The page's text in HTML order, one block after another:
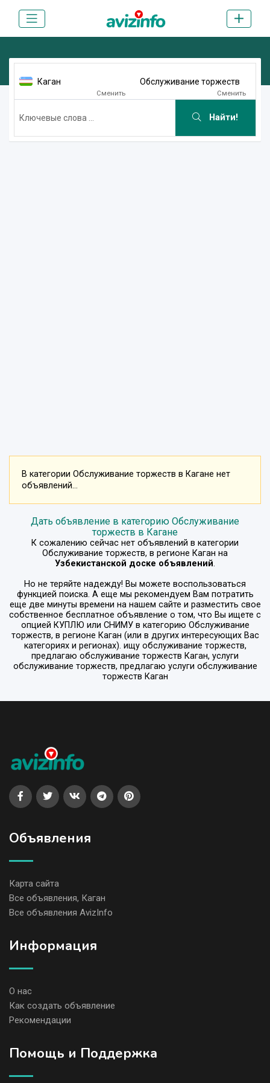
Каган
Сменить
Обслуживание торжеств
Сменить
Найти!
В категории Обслуживание торжеств в Кагане нет
объявлений...
Дать объявление в категорию Обслуживание
торжеств в Кагане
К сожалению сейчас нет объявлений в категории
Обслуживание торжеств, в регионе Каган на
Узбекистанской доске объявлений.
Но не теряйте надежду! Вы можете воспользоваться
функцией поиска. А еще мы рекомендуем Вам потратить
еще две минуты времени на нашем сайте и разместить свое
собственное бесплатное объявление о том, что Вы ищете с
опцией КУПЛЮ или СНИМУв категорию Обслуживание
торжеств, в регионе Каган (или в других интересующих Вас
категориях и регионах). ищу обслуживание торжеств,
предлагаю обслуживание торжеств Каган, услуги
обслуживание торжеств, предлагаю услуги обслуживание
торжеств Каган
Объявления
Карта сайта
Все объявления, Каган
Все объявления AvizInfo
Информация
О нас
Как создать объявление
Рекомендации
Помощь и Поддержка